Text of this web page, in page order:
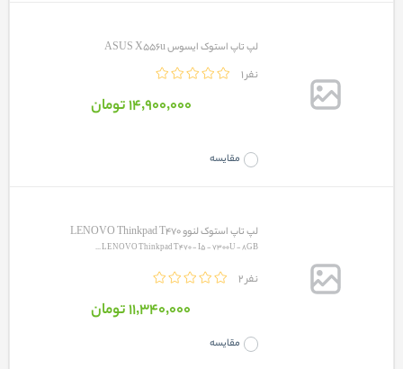
لپ تاپ استوک ایسوس ASUS X556u
1 نفر
مقایسه
14٬900٬000 تومان
لپ تاپ استوک لنوو LENOVO Thinkpad T470
LENOVO Thinkpad T470 - I5 - 7300U - 8GB ...
2 نفر
مقایسه
11٬340٬000 تومان